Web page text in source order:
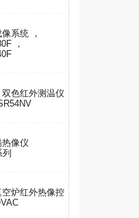
系统 ，
，
色红外测温仪
像仪
炉红外热像控